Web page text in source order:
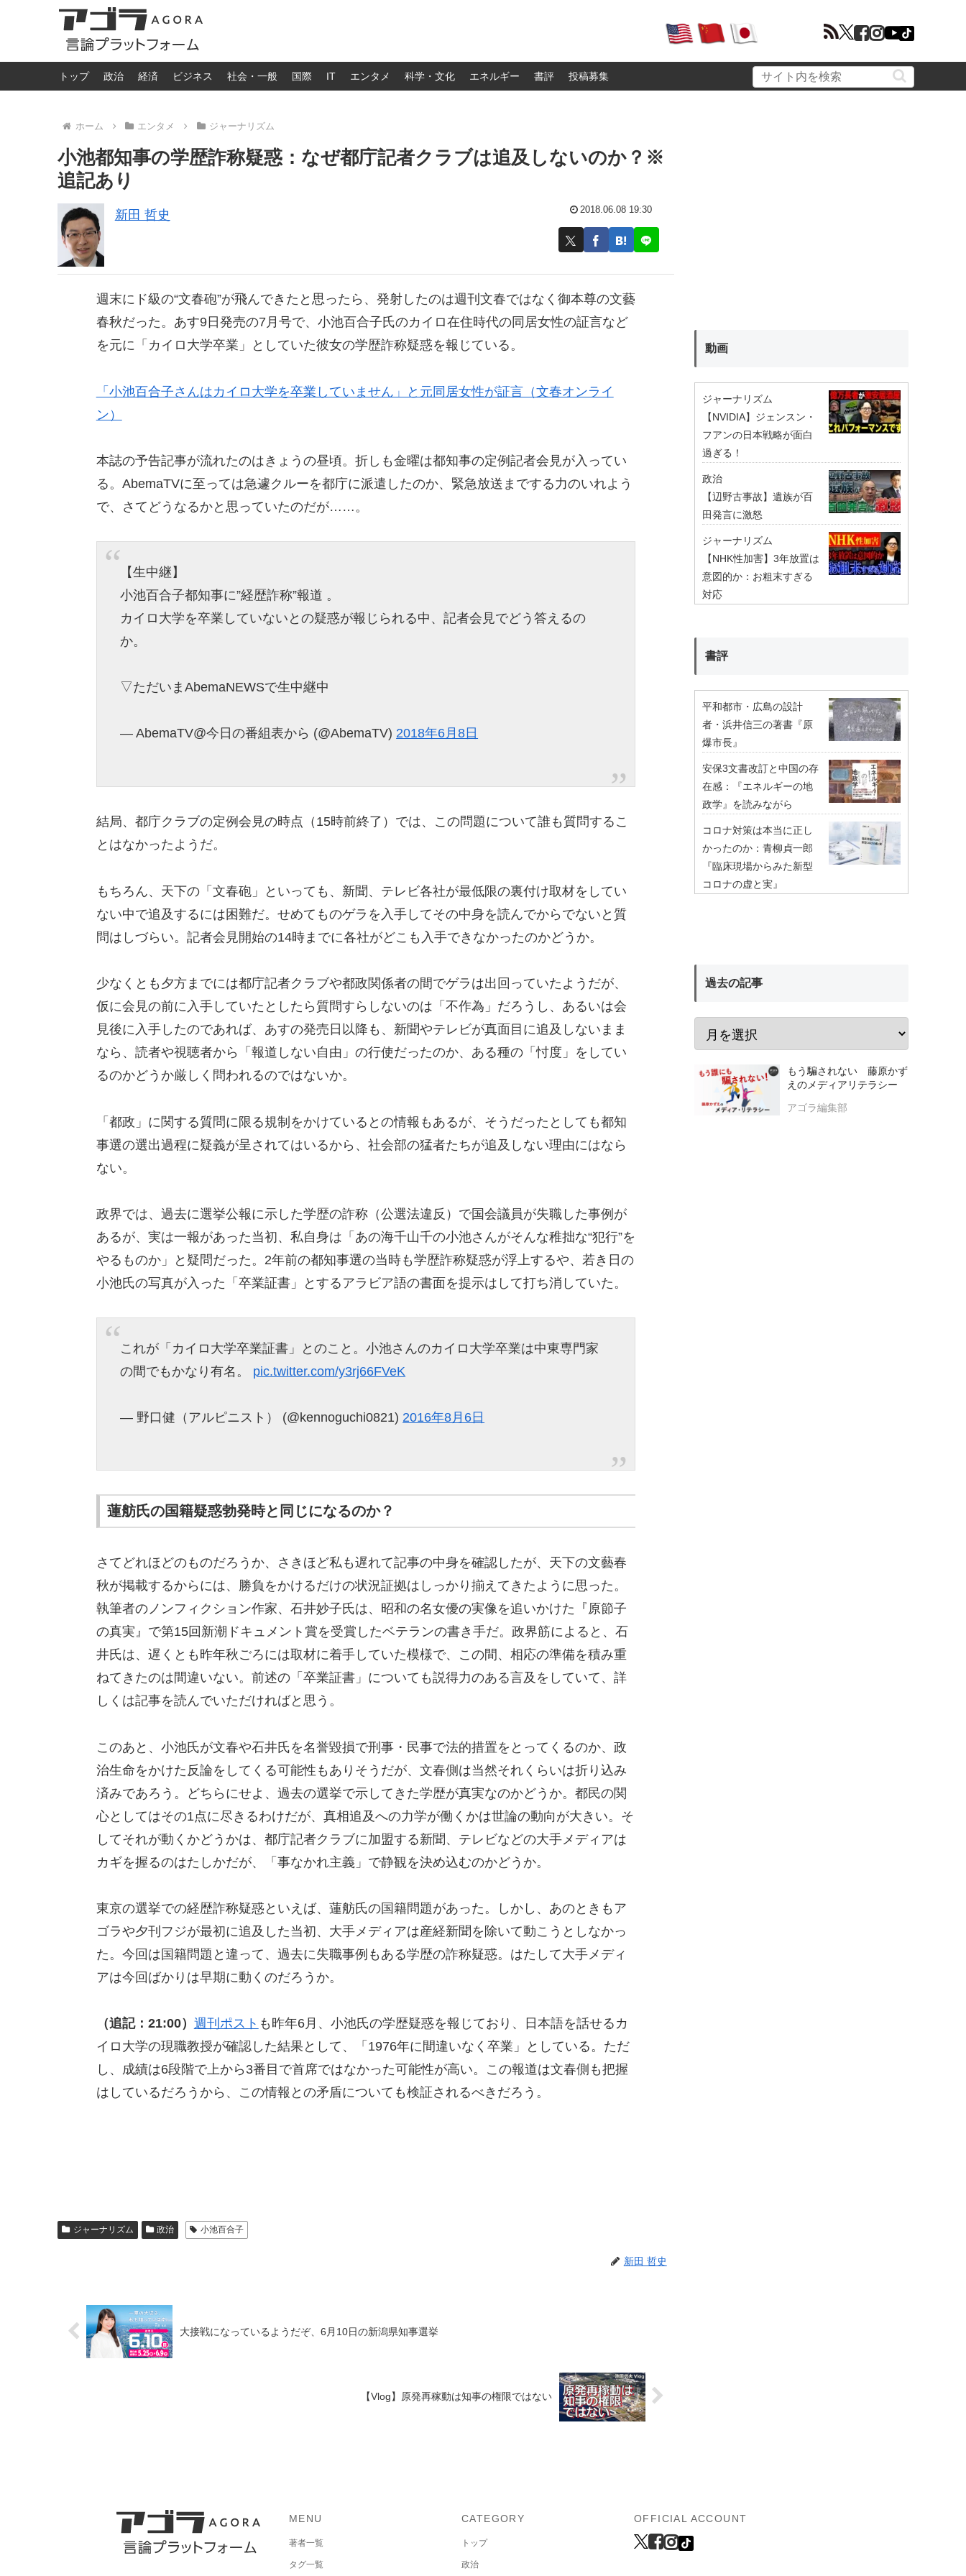
トップ 政治 経済 ビジネス 社会・一般 国際 IT エンタメ 科学・文化 エネルギー 書評 投稿募集
ホーム エンタメ ジャーナリズム
小池都知事の学歴詐称疑惑：なぜ都庁記者クラブは追及しないのか？※
追記あり
新田 哲史 2018.06.08 19:30
週末にド級の“文春砲”が飛んできたと思ったら、発射したのは週刊文春ではなく御本尊の文藝
春秋だった。あす9日発売の7月号で、小池百合子氏のカイロ在住時代の同居女性の証言など
を元に「カイロ大学卒業」としていた彼女の学歴詐称疑惑を報じている。
「小池百合子さんはカイロ大学を卒業していません」と元同居女性が証言（文春オンライ
ン）
本誌の予告記事が流れたのはきょうの昼頃。折しも金曜は都知事の定例記者会見が入ってい
る。AbemaTVに至っては急遽クルーを都庁に派遣したのか、緊急放送までする力のいれよう
で、さてどうなるかと思っていたのだが……。
【生中継】
小池百合子都知事に”経歴詐称”報道 。
カイロ大学を卒業していないとの疑惑が報じられる中、記者会見でどう答えるの
か。
▽ただいまAbemaNEWSで生中継中
— AbemaTV@今日の番組表から (@AbemaTV) 2018年6月8日
結局、都庁クラブの定例会見の時点（15時前終了）では、この問題について誰も質問するこ
とはなかったようだ。
もちろん、天下の「文春砲」といっても、新聞、テレビ各社が最低限の裏付け取材をしてい
ない中で追及するには困難だ。せめてものゲラを入手してその中身を読んでからでないと質
問はしづらい。記者会見開始の14時までに各社がどこも入手できなかったのかどうか。
少なくとも夕方までには都庁記者クラブや都政関係者の間でゲラは出回っていたようだが、
仮に会見の前に入手していたとしたら質問すらしないのは「不作為」だろうし、あるいは会
見後に入手したのであれば、あすの発売日以降も、新聞やテレビが真面目に追及しないまま
なら、読者や視聴者から「報道しない自由」の行使だったのか、ある種の「忖度」をしてい
るのかどうか厳しく問われるのではないか。
「都政」に関する質問に限る規制をかけているとの情報もあるが、そうだったとしても都知
事選の選出過程に疑義が呈されてはいるから、社会部の猛者たちが追及しない理由にはなら
ない。
政界では、過去に選挙公報に示した学歴の詐称（公選法違反）で国会議員が失職した事例が
あるが、実は一報があった当初、私自身は「あの海千山千の小池さんがそんな稚拙な“犯行”を
やるものか」と疑問だった。2年前の都知事選の当時も学歴詐称疑惑が浮上するや、若き日の
小池氏の写真が入った「卒業証書」とするアラビア語の書面を提示はして打ち消していた。
これが「カイロ大学卒業証書」とのこと。小池さんのカイロ大学卒業は中東専門家
の間でもかなり有名。 pic.twitter.com/y3rj66FVeK
— 野口健（アルピニスト） (@kennoguchi0821) 2016年8月6日
蓮舫氏の国籍疑惑勃発時と同じになるのか？
さてどれほどのものだろうか、さきほど私も遅れて記事の中身を確認したが、天下の文藝春
秋が掲載するからには、勝負をかけるだけの状況証拠はしっかり揃えてきたように思った。
執筆者のノンフィクション作家、石井妙子氏は、昭和の名女優の実像を追いかけた『原節子
の真実』で第15回新潮ドキュメント賞を受賞したベテランの書き手だ。政界筋によると、石
井氏は、遅くとも昨年秋ごろには取材に着手していた模様で、この間、相応の準備を積み重
ねてきたのは間違いない。前述の「卒業証書」についても説得力のある言及をしていて、詳
しくは記事を読んでいただければと思う。
このあと、小池氏が文春や石井氏を名誉毀損で刑事・民事で法的措置をとってくるのか、政
治生命をかけた反論をしてくる可能性もありそうだが、文春側は当然それくらいは折り込み
済みであろう。どちらにせよ、過去の選挙で示してきた学歴が真実なのかどうか。都民の関
心としてはその1点に尽きるわけだが、真相追及への力学が働くかは世論の動向が大きい。そ
してそれが動くかどうかは、都庁記者クラブに加盟する新聞、テレビなどの大手メディアは
カギを握るのはたしかだが、「事なかれ主義」で静観を決め込むのかどうか。
東京の選挙での経歴詐称疑惑といえば、蓮舫氏の国籍問題があった。しかし、あのときもア
ゴラや夕刊フジが最初に追及した当初、大手メディアは産経新聞を除いて動こうとしなかっ
た。今回は国籍問題と違って、過去に失職事例もある学歴の詐称疑惑。はたして大手メディ
アは今回ばかりは早期に動くのだろうか。
（追記：21:00） 週刊ポスト も昨年6月、小池氏の学歴疑惑を報じており、日本語を話せるカ
イロ大学の現職教授が確認した結果として、「1976年に間違いなく卒業」としている。ただ
し、成績は6段階で上から3番目で首席ではなかった可能性が高い。この報道は文春側も把握
はしているだろうから、この情報との矛盾についても検証されるべきだろう。
ジャーナリズム 政治 小池百合子
新田 哲史
大接戦になっているようだぞ、6月10日の新潟県知事選挙
【Vlog】原発再稼動は知事の権限ではない
動画
ジャーナリズム
【NVIDIA】ジェンスン・
フアンの日本戦略が面白
過ぎる！
政治
【辺野古事故】遺族が百
田発言に激怒
ジャーナリズム
【NHK性加害】3年放置は
意図的か：お粗末すぎる
対応
書評
平和都市・広島の設計
者・浜井信三の著書『原
爆市長』
安保3文書改訂と中国の存
在感：『エネルギーの地
政学』を読みながら
コロナ対策は本当に正し
かったのか：青柳貞一郎
『臨床現場からみた新型
コロナの虚と実』
過去の記事
もう騙されない 藤原かず
えのメディアリテラシー
アゴラ編集部
MENU
著者一覧
タグ一覧
CATEGORY
トップ
政治
OFFICIAL ACCOUNT